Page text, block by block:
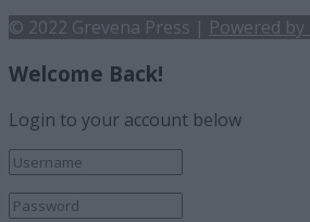
© 2022 Grevena Press | Powered by
Welcome Back!
Login to your account below